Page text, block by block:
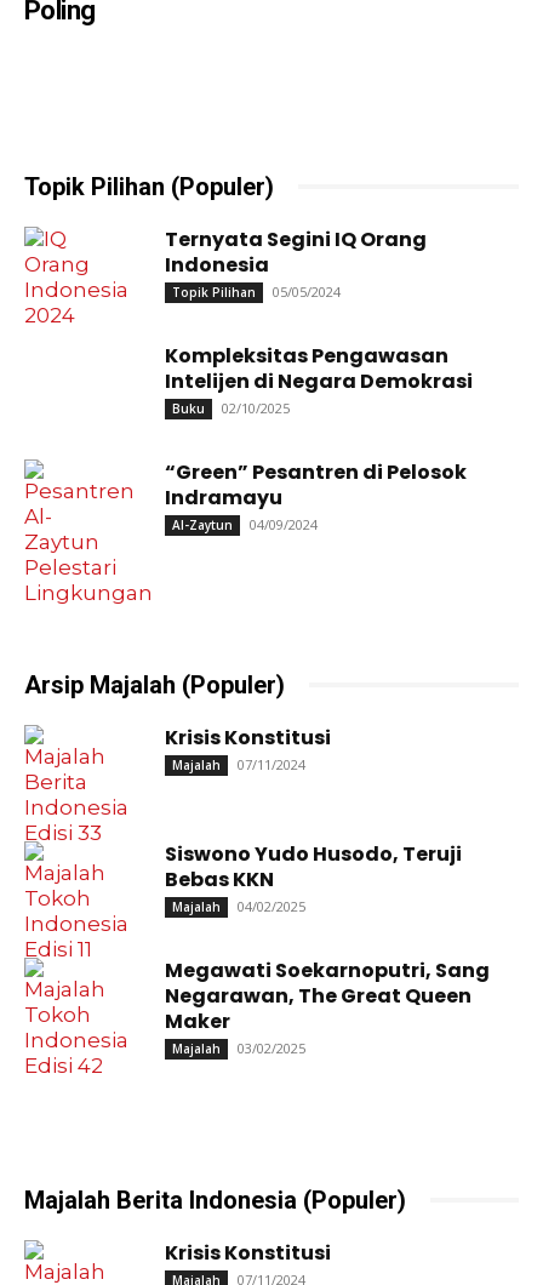
Poling
Topik Pilihan (Populer)
Ternyata Segini IQ Orang
Indonesia
Topik Pilihan 05/05/2024
Kompleksitas Pengawasan
Intelijen di Negara Demokrasi
Buku 02/10/2025
“Green” Pesantren di Pelosok
Indramayu
Al-Zaytun 04/09/2024
Arsip Majalah (Populer)
Krisis Konstitusi
Majalah 07/11/2024
Siswono Yudo Husodo, Teruji
Bebas KKN
Majalah 04/02/2025
Megawati Soekarnoputri, Sang
Negarawan, The Great Queen
Maker
Majalah 03/02/2025
Majalah Berita Indonesia (Populer)
Krisis Konstitusi
Majalah 07/11/2024